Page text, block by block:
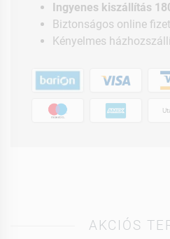
Ingyenes kiszállítás
Biztonságos online
Kényelmes
AKCIÓS